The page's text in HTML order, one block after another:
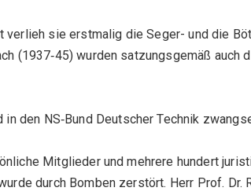
verlieh sie erstmalig die Seger- und die
(1937‑45) wurden satzungsgemäß
den NS‑Bund Deutscher Technik
Mitglieder und mehrere hundert
durch Bomben zerstört. Herr Prof.